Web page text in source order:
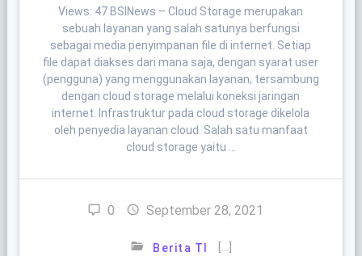
Views: 47 BSINews – Cloud Storage merupakan
sebuah layanan yang salah satunya berfungsi
sebagai media penyimpanan file di internet. Setiap
file dapat diakses dari mana saja, dengan syarat user
(pengguna) yang menggunakan layanan, tersambung
dengan cloud storage melalui koneksi jaringan
internet. Infrastruktur pada cloud storage dikelola
oleh penyedia layanan cloud. Salah satu manfaat
cloud storage yaitu …
0 September 28, 2021
Berita TI